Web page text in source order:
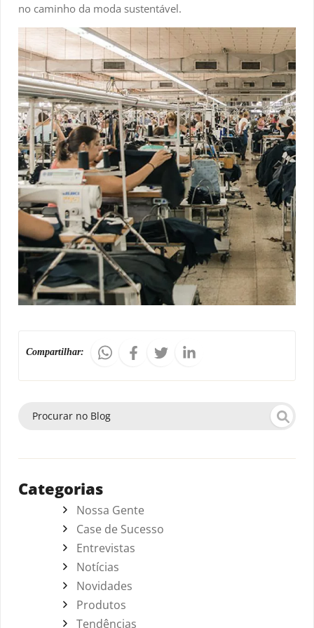
no caminho da moda sustentável.
Compartilhar:
Categorias
Nossa Gente
Case de Sucesso
Entrevistas
Notícias
Novidades
Produtos
Tendências